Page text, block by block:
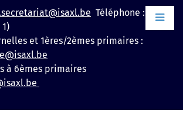
Téléphone : +32 2
et 1ères/2èmes primaires :
à 6èmes primaires